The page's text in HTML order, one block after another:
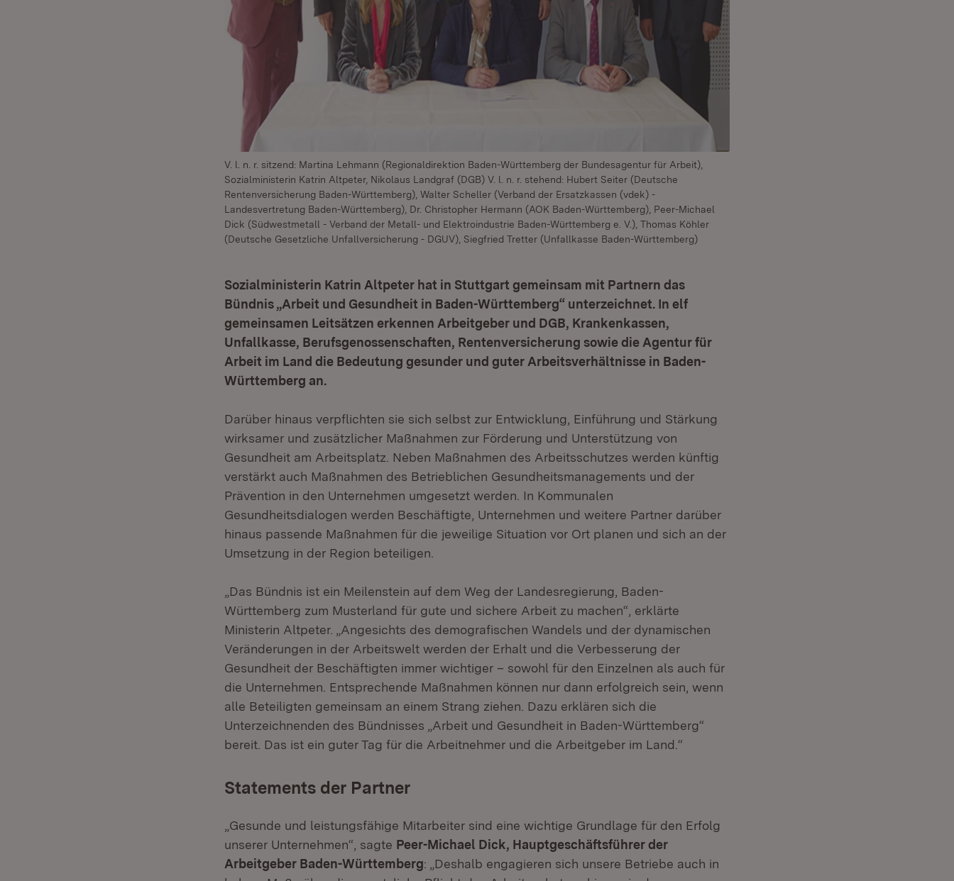
V. l. n. r. sitzend: Martina Lehmann (Regionaldirektion Baden-Württemberg der Bundesagentur für Arbeit),
Sozialministerin Katrin Altpeter, Nikolaus Landgraf (DGB) V. l. n. r. stehend: Hubert Seiter (Deutsche
Rentenversicherung Baden-Württemberg), Walter Scheller (Verband der Ersatzkassen (vdek) -
Landesvertretung Baden-Württemberg), Dr. Christopher Hermann (AOK Baden-Württemberg), Peer-Michael
Dick (Südwestmetall - Verband der Metall- und Elektroindustrie Baden-Württemberg e. V.), Thomas Köhler
(Deutsche Gesetzliche Unfallversicherung - DGUV), Siegfried Tretter (Unfallkasse Baden-Württemberg)
Sozialministerin Katrin Altpeter hat in Stuttgart gemeinsam mit Partnern das
Bündnis „Arbeit und Gesundheit in Baden-Württemberg“ unterzeichnet. In elf
gemeinsamen Leitsätzen erkennen Arbeitgeber und DGB, Krankenkassen,
Unfallkasse, Berufsgenossenschaften, Rentenversicherung sowie die Agentur für
Arbeit im Land die Bedeutung gesunder und guter Arbeitsverhältnisse in Baden-
Württemberg an.
Darüber hinaus verpflichten sie sich selbst zur Entwicklung, Einführung und Stärkung
wirksamer und zusätzlicher Maßnahmen zur Förderung und Unterstützung von
Gesundheit am Arbeitsplatz. Neben Maßnahmen des Arbeitsschutzes werden künftig
verstärkt auch Maßnahmen des Betrieblichen Gesundheitsmanagements und der
Prävention in den Unternehmen umgesetzt werden. In Kommunalen
Gesundheitsdialogen werden Beschäftigte, Unternehmen und weitere Partner darüber
hinaus passende Maßnahmen für die jeweilige Situation vor Ort planen und sich an der
Umsetzung in der Region beteiligen.
„Das Bündnis ist ein Meilenstein auf dem Weg der Landesregierung, Baden-
Württemberg zum Musterland für gute und sichere Arbeit zu machen“, erklärte
Ministerin Altpeter. „Angesichts des demografischen Wandels und der dynamischen
Veränderungen in der Arbeitswelt werden der Erhalt und die Verbesserung der
Gesundheit der Beschäftigten immer wichtiger – sowohl für den Einzelnen als auch für
die Unternehmen. Entsprechende Maßnahmen können nur dann erfolgreich sein, wenn
alle Beteiligten gemeinsam an einem Strang ziehen. Dazu erklären sich die
Unterzeichnenden des Bündnisses „Arbeit und Gesundheit in Baden-Württemberg“
bereit. Das ist ein guter Tag für die Arbeitnehmer und die Arbeitgeber im Land.“
Statements der Partner
„Gesunde und leistungsfähige Mitarbeiter sind eine wichtige Grundlage für den Erfolg
unserer Unternehmen“, sagte Peer-Michael Dick, Hauptgeschäftsführer der
Arbeitgeber Baden-Württemberg: „Deshalb engagieren sich unsere Betriebe auch in